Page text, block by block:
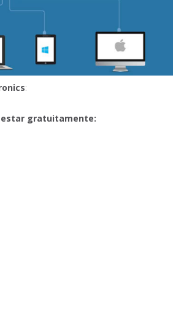
:
gratuitamente: